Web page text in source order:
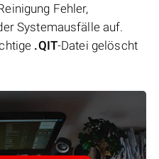
Fehler,
Systemausfälle auf.
.QIT-Datei gelöscht